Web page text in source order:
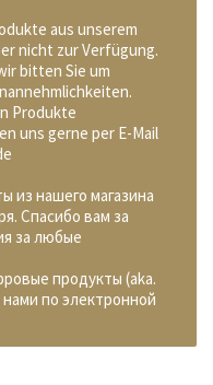
aus unserem
nicht zur Verfügung.
bitten Sie um
Produkte
uns gerne per E-Mail
из нашего магазина
Спасибо вам за
за любые
продукты (aka.
по электронной